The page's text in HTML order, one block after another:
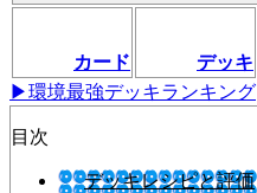
カード デッキ
▶環境最強デッキランキング
目次
デッキレシピと評価